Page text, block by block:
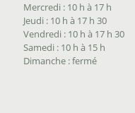
Mercredi : 10 h à 17 h
Jeudi : 10 h à 17 h 30
Vendredi : 10 h à 17 h 30
Samedi : 10 h à 15 h
Dimanche : fermé